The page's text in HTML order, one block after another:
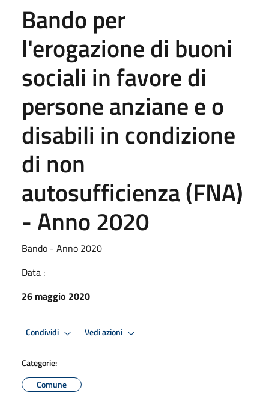
Bando per
l'erogazione di buoni
sociali in favore di
persone anziane e o
disabili in condizione
di non
autosufficienza (FNA)
- Anno 2020
Bando - Anno 2020
Data :
26 maggio 2020
Condividi Vedi azioni
Categorie:
Comune